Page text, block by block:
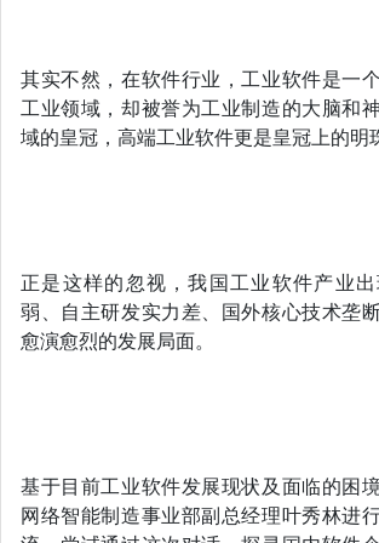
其实不然，在软件行业，工业软件是一
工业领域，却被誉为工业制造的大脑和
域的皇冠，高端工业软件更是皇冠上的明
正是这样的忽视，我国工业软件产业
弱、自主研发实力差、国外核心技术垄
愈演愈烈的发展局面。
基于目前工业软件发展现状及面临的困
网络智能制造事业部副总经理叶秀林进